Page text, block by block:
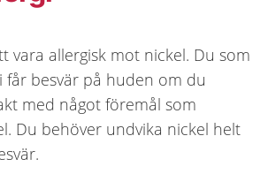
vara allergisk mot nickel. Du som
får besvär på huden om du
med något föremål som
Du behöver undvika nickel helt